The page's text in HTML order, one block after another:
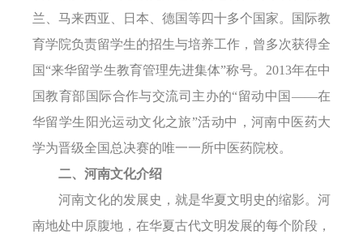
兰、马来西亚、日本、德国等四十多个国家。国际教
育学院负责留学生的招生与培养工作 ，曾多次获得全
国“来华留学生教育管理先进集体”称号。2013年在中
国教育部国际合作与交流司主办的“留动中国——在
华留学生阳光运动文化之旅”活动中，河南中医药大
学为晋级全国总决赛的唯一一所中医药院校。
二、河南文化介绍
河南文化的发展史，就是华夏文明史的缩影。河
南地处中原腹地，在华夏古代文明发展的每个阶段，